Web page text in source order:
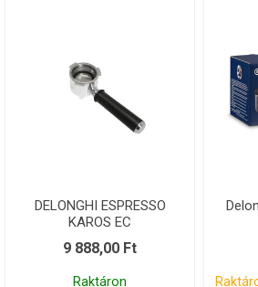
DELONGHI ESPRESSO
KAROS EC
9 888,00 Ft
Raktáron